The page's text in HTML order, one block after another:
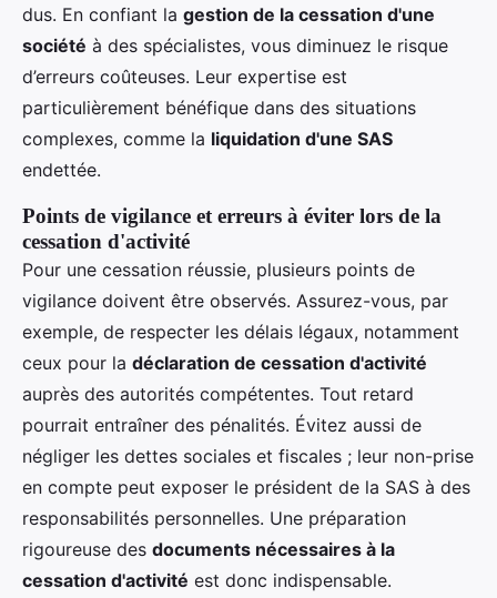
dus. En confiant la gestion de la cessation d'une
société à des spécialistes, vous diminuez le risque
d’erreurs coûteuses. Leur expertise est
particulièrement bénéfique dans des situations
complexes, comme la liquidation d'une SAS
endettée.
Points de vigilance et erreurs à éviter lors de la
cessation d'activité
Pour une cessation réussie, plusieurs points de
vigilance doivent être observés. Assurez-vous, par
exemple, de respecter les délais légaux, notamment
ceux pour la déclaration de cessation d'activité
auprès des autorités compétentes. Tout retard
pourrait entraîner des pénalités. Évitez aussi de
négliger les dettes sociales et fiscales ; leur non-prise
en compte peut exposer le président de la SAS à des
responsabilités personnelles. Une préparation
rigoureuse des documents nécessaires à la
cessation d'activité est donc indispensable.